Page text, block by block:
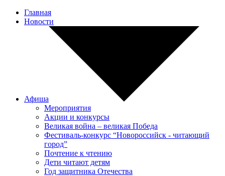
Главная
Новости
Афиша
Мероприятия
Акции и конкурсы
Великая война – великая Победа
Фестиваль-конкурс “Новороссийск - читающий
город”
Почтение к чтению
Дети читают детям
Год защитника Отечества